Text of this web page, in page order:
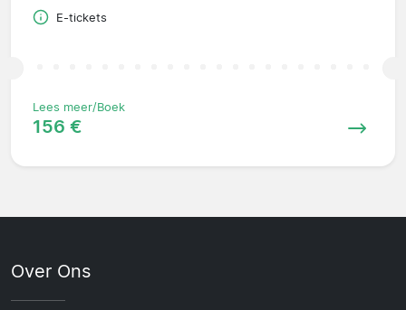
E-tickets
Lees meer/Boek
156 €
Over Ons